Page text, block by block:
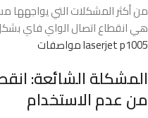
من أكثر المشكلات التي يواجهها
هي انقطاع اتصال الواي فاي بشكل
laserjet p1005 مواصفات
المشكلة الشائعة:
من عدم الاستخدام